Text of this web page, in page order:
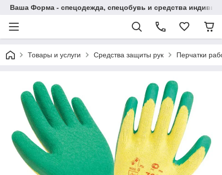
Ваша Форма - спецодежда, спецобувь и средства
Товары и услуги Средства защиты рук Перчатки